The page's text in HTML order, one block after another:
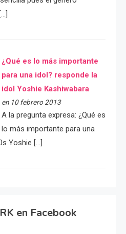
¿Qué es lo más importante
para una idol? responde la
idol Yoshie Kashiwabara
en 10 febrero 2013
A la pregunta expresa: ¿Qué es
lo más importante para una
Yoshie […]
en Facebook